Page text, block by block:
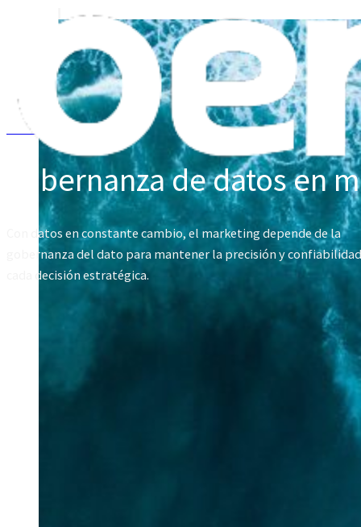
Volver al inicio
gobernanza de datos en
Con datos en constante cambio, el marketing depende de la
gobernanza del dato para mantener la precisión y
cada decisión estratégica.